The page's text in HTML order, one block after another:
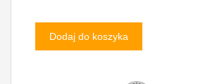
Dodaj do koszyka